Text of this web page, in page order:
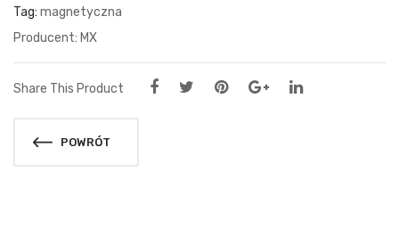
Tag: magnetyczna
MX
Share This Product
POWRÓT